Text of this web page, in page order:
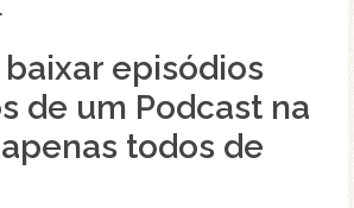
episódios
de um Podcast na
todos de